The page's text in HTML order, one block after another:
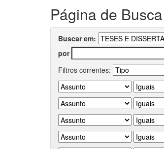
Página de Busca
Buscar em:
por
Filtros correntes: